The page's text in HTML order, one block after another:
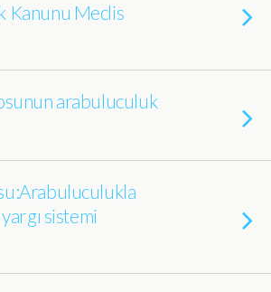
Kanunu Meclis
arabuluculuk
sistemi